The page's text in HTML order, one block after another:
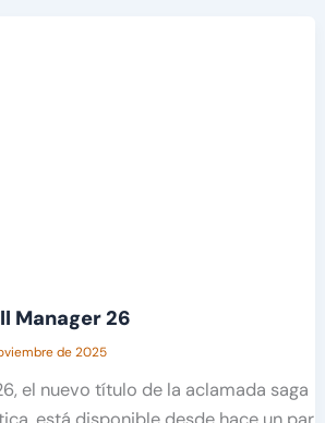
Manager 26
de 2025
el nuevo título de la aclamada saga